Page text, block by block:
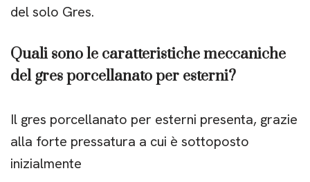
del solo Gres.
Quali sono le caratteristiche meccaniche
del gres porcellanato per esterni?
Il gres porcellanato per esterni presenta, grazie
alla forte pressatura a cui è sottoposto
inizialmente